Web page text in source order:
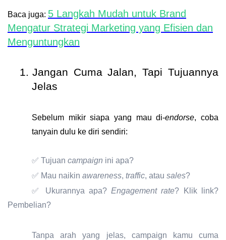
Baca juga: 5 Langkah Mudah untuk Brand
Mengatur Strategi Marketing yang Efisien dan
Menguntungkan
1. Jangan Cuma Jalan, Tapi Tujuannya
Jelas
Sebelum mikir siapa yang mau di-endorse, coba
tanyain dulu ke diri sendiri:
✅ Tujuan campaign ini apa?
✅ Mau naikin awareness, traffic, atau sales?
✅ Ukurannya apa?Engagement rate? Klik link?
Pembelian?
Tanpa arah yang jelas, campaign kamu cuma